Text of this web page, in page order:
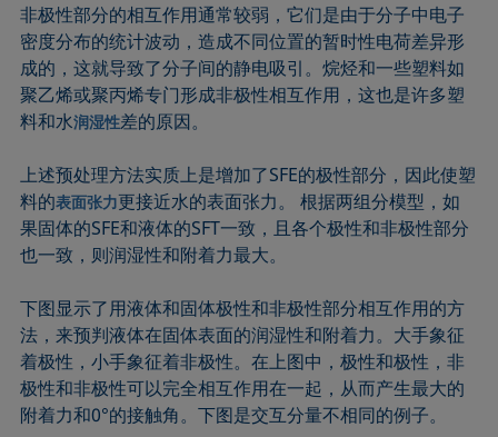
非极性部分的相互作用通常较弱，它们是由于分子中电子
密度分布的统计波动，造成不同位置的暂时性电荷差异形
成的，这就导致了分子间的静电吸引。烷烃和一些塑料如
聚乙烯或聚丙烯专门形成非极性相互作用，这也是许多塑
料和水润湿性差的原因。
上述预处理方法实质上是增加了SFE的极性部分，因此使塑
料的表面张力更接近水的表面张力。 根据两组分模型，如
果固体的SFE和液体的SFT一致，且各个极性和非极性部分
也一致，则润湿性和附着力最大。
下图显示了用液体和固体极性和非极性部分相互作用的方
法，来预判液体在固体表面的润湿性和附着力。大手象征
着极性，小手象征着非极性。在上图中，极性和极性，非
极性和非极性可以完全相互作用在一起，从而产生最大的
附着力和0°的接触角。下图是交互分量不相同的例子。